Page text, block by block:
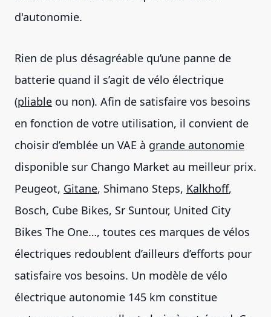
d'autonomie.
Rien de plus désagréable qu’une panne de
batterie quand il s’agit de vélo électrique
(pliable ou non). Afin de satisfaire vos besoins
en fonction de votre utilisation, il convient de
choisir d’emblée un VAE à grande autonomie
disponible sur Chango Market au meilleur prix.
Peugeot, Gitane, Shimano Steps, Kalkhoff,
Bosch, Cube Bikes, Sr Suntour, United City
Bikes The One…, toutes ces marques de vélos
électriques redoublent d’ailleurs d’efforts pour
satisfaire vos besoins. Un modèle de vélo
électrique autonomie 145 km constitue